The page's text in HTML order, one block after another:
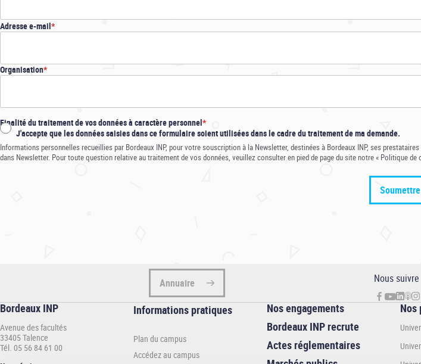
Adresse e-mail
Organisation
Finalité du traitement de vos données à caractère personnel
J'accepte que les données saisies dans ce formulaire soient utilisées dans le cadre du traitement de ma demande.
Informations personnelles recueillies par Bordeaux INP, pour votre souscription à la Newsletter, destinées à Bordeaux INP, ses
dans Newsletter. Pour toute question relative au traitement de vos données, veuillez consulter en pied de page du site notre « Politique de
Annuaire Nous suivre
Bordeaux INP
Avenue des facultés
33405 Talence
Tél. 05 56 84 61 00
Informations
INP
Informations pratiques
Plan du campus
Accédez au campus
Nos engagements
Bordeaux INP recrute
Actes réglementaires
Nos